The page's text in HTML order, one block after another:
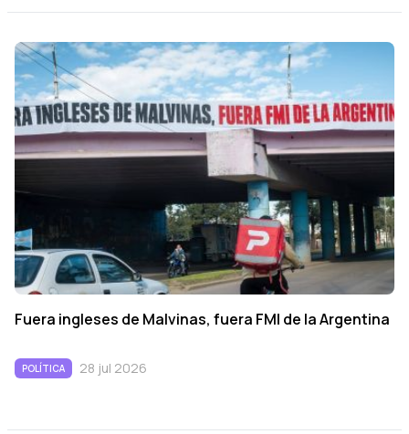
Fuera ingleses de Malvinas, fuera FMI de la Argentina
POLÍTICA 28 jul 2026